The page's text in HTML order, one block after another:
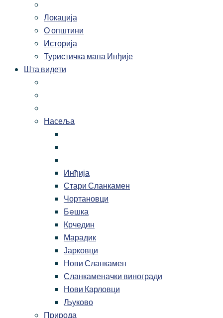
Локација
О општини
Историја
Туристичка мапа Инђије
Шта видети
Насеља
Инђија
Стари Сланкамен
Чортановци
Бeшка
Крчедин
Марадик
Јарковци
Нови Сланкамен
Сланкаменачки виногради
Нови Карловци
Љуково
Природа